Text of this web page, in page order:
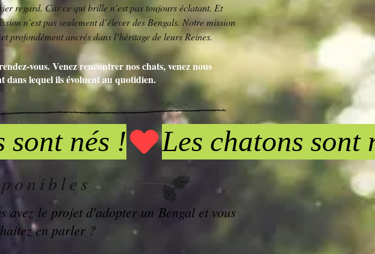
regard. Car ce qui brille n’est pas toujours éclatant. Et
n’est pas seulement d’élever des Bengals. Notre mission
profondément ancrés dans l’héritage de leurs Reines.
vous. Venez rencontrer nos chats, venez nous
lequel ils évoluent au quotidien.
avez le projet d'adopter un Bengal et vous
en parler ?